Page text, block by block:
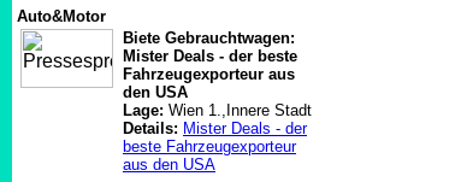
Auto&Motor
Biete Gebrauchtwagen:
Mister Deals - der beste
Fahrzeugexporteur aus
den USA
Lage: Wien 1.,Innere Stadt
Details: Mister Deals - der
beste Fahrzeugexporteur
aus den USA